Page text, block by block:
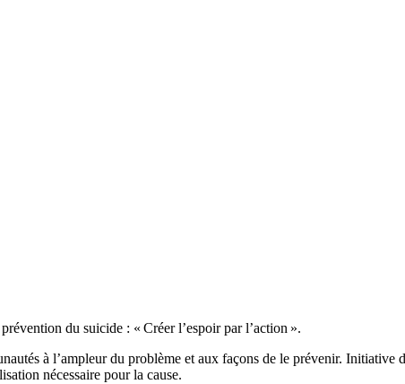
du suicide : « Créer l’espoir par l’action ».
à l’ampleur du problème et aux façons de le prévenir.
nécessaire pour la cause.